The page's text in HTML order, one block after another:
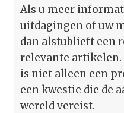
Als u meer
uitdagingen of uw
dan alstublieft een
relevante
is niet alleen een
een kwestie die de
wereld vereist.